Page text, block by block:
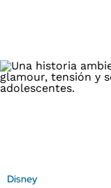
Disney